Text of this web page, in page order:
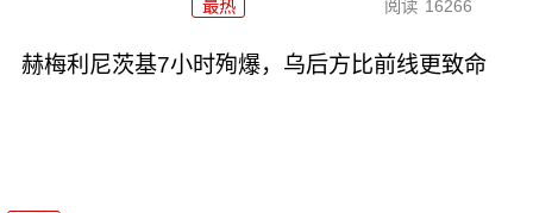
最热 阅读 16266
赫梅利尼茨基7小时殉爆，乌后方比前线更致命